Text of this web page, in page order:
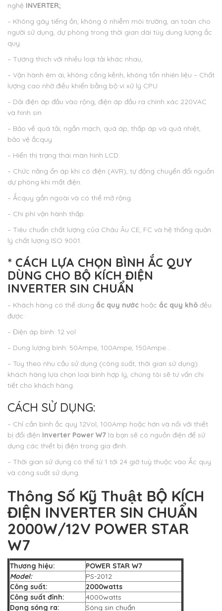
nghệ INVERTER;
– Không gây tiếng ồn, không ô nhiễm môi trường, an toàn cho
người sử dụng, dự phòng trong thời gian dài tùy dung lượng ắc
quy.
– Tương thích với nhiều loại tải khác nhau,
– Vận hành êm ái, không cồng kềnh, không tốn nhiên liệu – Chất
lượng cao nhờ điều khiển bằng bộ vi xử lý CPU
– Dải điện áp đầu vào rộng, điện áp đầu ra chính xác 220VAC
và hình sin
– Bảo về quá tải, ngắn mạch, quá áp, thấp áp và quá nhiệt,
bảo vệ ắcquy
– Hiển thị trạng thái màn hình LCD.
– Chức năng ổn áp khi có điện (AVR), tự động chuyển đổi nguồn
dự phòng khi mất điện.
– Ắcquy gắn ngoài và có thể mở rộng.
– Chi phí vận hành thấp.
– Tiêu chuẩn chất lượng của Châu Âu CE, FC và hệ thống quản
lý chất lượng ISO 9001.
* CÁCH LỰA CHỌN BÌNH ẮC QUY
DÙNG CHO BỘ KÍCH ĐIỆN
INVERTER SIN CHUẨN
– Khách hàng có thể dùng ắc quy nước hoặc ắc quy khô đều
được:
– Điện áp bình: 12 vol
– Dung lượng bình: 50Ampe, 100Ampe, 150Ampe…
– Tùy theo nhu cầu sử dụng (công suất, thời gian sử dụng)
khách hàng lựa chọn loại bình hợp lý, chúng tôi sẽ tư vấn chi
tiết cho khách hàng.
CÁCH SỬ DỤNG:
– Chỉ cần bình ắc quy 12Vol, 100Amp hoặc hơn và nối với thiết
bị đổi điện Inverter Power W7 là bạn sẽ có nguồn điện để sử
dụng các thiết bị điện trong gia đình.
– Thời gian sử dụng có thể từ 1 tới 24 giờ tuỳ thuộc vào Ắc quy
và công suất sử dụng.
Thông Số Kỹ Thuật BỘ KÍCH
ĐIỆN INVERTER SIN CHUẨN
2000W/12V POWER STAR
W7
Thương hiệu:
POWER STAR W7
Model:
PS-2012
Công suất:
2000watts
Công suất đỉnh:
4000watts
Dạng sóng ra:
Sóng sin chuẩn